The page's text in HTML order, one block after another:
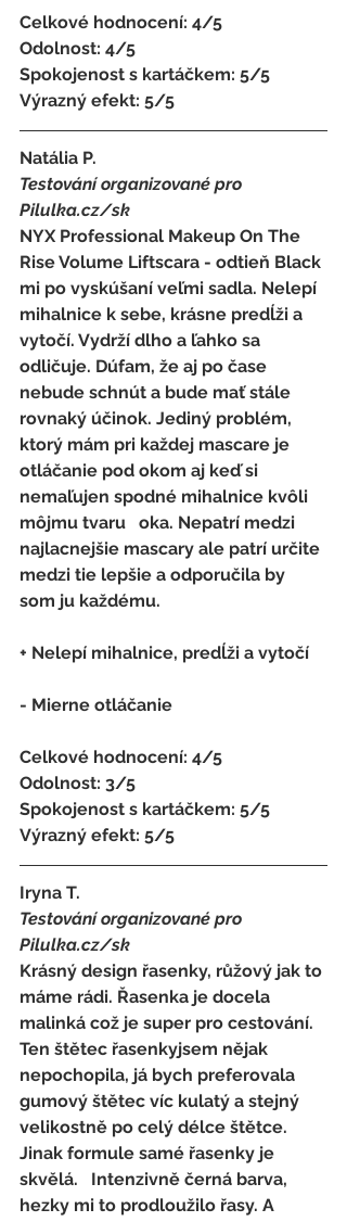
Celkové hodnocení: 4/5
Odolnost: 4/5
Spokojenost s kartáčkem: 5/5
Výrazný efekt: 5/5
Natália P.
Testování organizované pro
Pilulka.cz/sk
NYX Professional Makeup On The
Rise Volume Liftscara - odtieň Black
mi po vyskúšaní veľmi sadla. Nelepí
mihalnice k sebe, krásne predĺži a
vytočí. Vydrží dlho a ľahko sa
odličuje. Dúfam, že aj po čase
nebude schnút a bude mať stále
rovnaký účinok. Jediný problém,
ktorý mám pri každej mascare je
otláčanie pod okom aj keď si
nemaľujen spodné mihalnice kvôli
môjmu tvaru   oka. Nepatrí medzi
najlacnejšie mascary ale patrí určite
medzi tie lepšie a odporučila by
som ju každému.
+ Nelepí mihalnice, predĺži a vytočí
- Mierne otláčanie
Celkové hodnocení: 4/5
Odolnost: 3/5
Spokojenost s kartáčkem: 5/5
Výrazný efekt: 5/5
Iryna T.
Testování organizované pro
Pilulka.cz/sk
Krásný design řasenky, růžový jak to
máme rádi. Řasenka je docela
malinká což je super pro cestování.
Ten štětec řasenkyjsem nějak
nepochopila, já bych preferovala
gumový štětec víc kulatý a stejný
velikostně po celý délce štětce.
Jinak formule samé řasenky je
skvělá.   Intenzivně černá barva,
hezky mi to prodloužilo řasy. A